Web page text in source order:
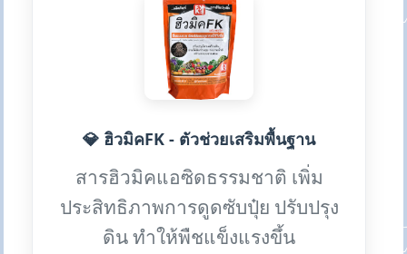
💎 ฮิวมิคFK - ตัวช่วยเสริมพื้นฐาน
สารฮิวมิคแอซิดธรรมชาติ เพิ่ม
ประสิทธิภาพการดูดซับปุ๋ย ปรับปรุง
ดิน ทำให้พืชแข็งแรงขึ้น